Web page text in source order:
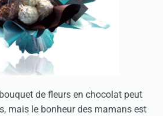
de fleurs en chocolat peut
mais le bonheur des mamans est